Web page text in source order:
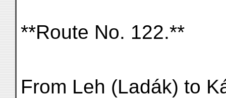
**Route No. 122.**
From Leh (Ladák) to